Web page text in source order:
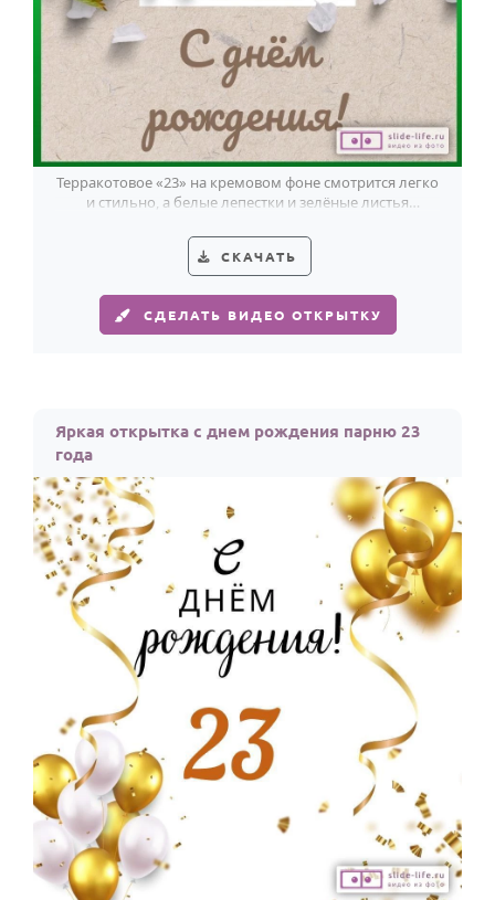
Терракотовое «23» на кремовом фоне смотрится легко
и стильно, а белые лепестки и зелёные листья
СКАЧАТЬ
СДЕЛАТЬ ВИДЕО ОТКРЫТКУ
Яркая открытка с днем рождения парню 23
года